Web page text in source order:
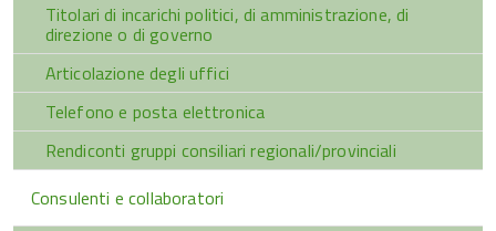
Titolari di incarichi politici, di amministrazione, di
direzione o di governo
Articolazione degli uffici
Telefono e posta elettronica
Rendiconti gruppi consiliari regionali/provinciali
Consulenti e collaboratori